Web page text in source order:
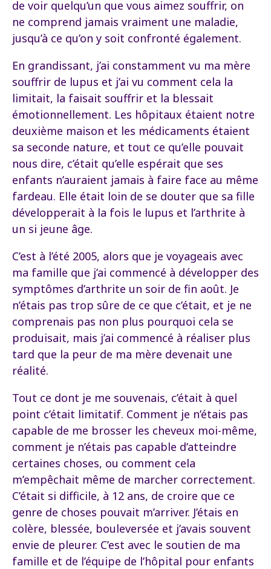
de voir quelqu’un que vous aimez souffrir, on
ne comprend jamais vraiment une maladie,
jusqu’à ce qu’on y soit confronté également.
En grandissant, j’ai constamment vu ma mère
souffrir de lupus et j’ai vu comment cela la
limitait, la faisait souffrir et la blessait
émotionnellement. Les hôpitaux étaient notre
deuxième maison et les médicaments étaient
sa seconde nature, et tout ce qu’elle pouvait
nous dire, c’était qu’elle espérait que ses
enfants n’auraient jamais à faire face au même
fardeau. Elle était loin de se douter que sa fille
développerait à la fois le lupus et l’arthrite à
un si jeune âge.
C’est à l’été 2005, alors que je voyageais avec
ma famille que j’ai commencé à développer des
symptômes d’arthrite un soir de fin août. Je
n’étais pas trop sûre de ce que c’était, et je ne
comprenais pas non plus pourquoi cela se
produisait, mais j’ai commencé à réaliser plus
tard que la peur de ma mère devenait une
réalité.
Tout ce dont je me souvenais, c’était à quel
point c’était limitatif. Comment je n’étais pas
capable de me brosser les cheveux moi-même,
comment je n’étais pas capable d’atteindre
certaines choses, ou comment cela
m’empêchait même de marcher correctement.
C’était si difficile, à 12 ans, de croire que ce
genre de choses pouvait m’arriver. J’étais en
colère, blessée, bouleversée et j’avais souvent
envie de pleurer. C’est avec le soutien de ma
famille et de l’équipe de l’hôpital pour enfants